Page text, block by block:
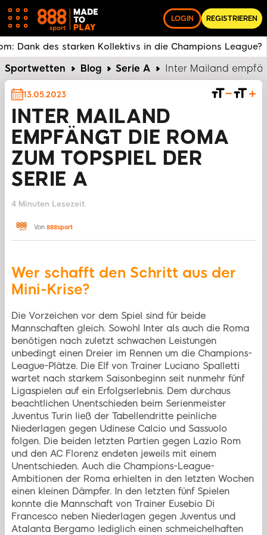
LOGIN REGISTRIEREN
Sportwetten Blog Serie A Inter Mailand
INTER MAILAND
EMPFÄNGT DIE ROMA
ZUM TOPSPIEL DER
SERIE A
13.05.2023
4 Minuten Lesezeit
Von 888sport
Wer schafft den Schritt aus der
Mini-Krise?
Die Vorzeichen vor dem Spiel sind für beide
Mannschaften gleich. Sowohl Inter als auch die Roma
benötigen nach zuletzt schwachen Leistungen
unbedingt einen Dreier im Rennen um die Champions-
League-Plätze. Die Elf von Trainer Luciano Spalletti
wartet nach starkem Saisonbeginn seit nunmehr fünf
Ligaspielen auf ein Erfolgserlebnis. Dem durchaus
beachtlichen Unentschieden beim Serienmeister
Juventus Turin ließ der Tabellendritte peinliche
Niederlagen gegen Udinese Calcio und Sassuolo
folgen. Die beiden letzten Partien gegen Lazio Rom
und den AC Florenz endeten jeweils mit einem
Unentschieden. Auch die Champions-League-
Ambitionen der Roma erhielten in den letzten Wochen
einen kleinen Dämpfer. In den letzten fünf Spielen
konnte die Mannschaft von Trainer Eusebio Di
Francesco neben Niederlagen gegen Juventus und
Atalanta Bergamo lediglich einen schmeichelhaften
Was ist mit Inter Mailand los? AS Rom: Dank des